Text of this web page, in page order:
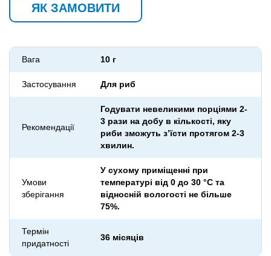
ЯК ЗАМОВИТИ
Вага 10 г
Застосування Для риб
Рекомендації
Годувати невеликими порціями 2-
3 рази на добу в кількості, яку
риби зможуть з’їсти протягом 2-3
хвилин.
Умови
зберігання
У сухому приміщенні при
температурі від 0 до 30 °С та
відносній вологості не більше
75%.
Термін
придатності
36 місяців